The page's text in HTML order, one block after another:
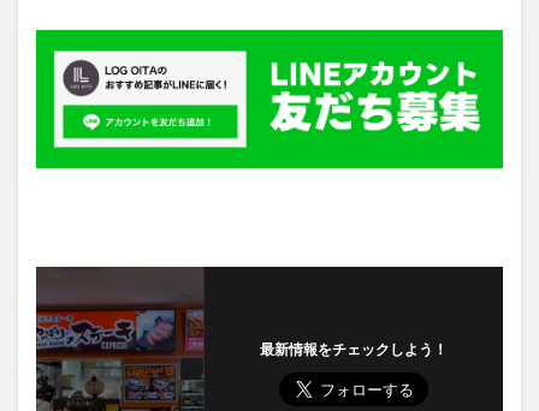
最新情報をチェックしよう！